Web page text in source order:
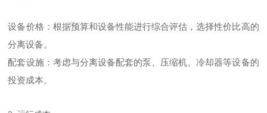
设备价格：根据预算和设备性能进行综合评估，选择性价比高的
分离设备。
配套设施：考虑与分离设备配套的泵、压缩机、冷却器等设备的
投资成本。